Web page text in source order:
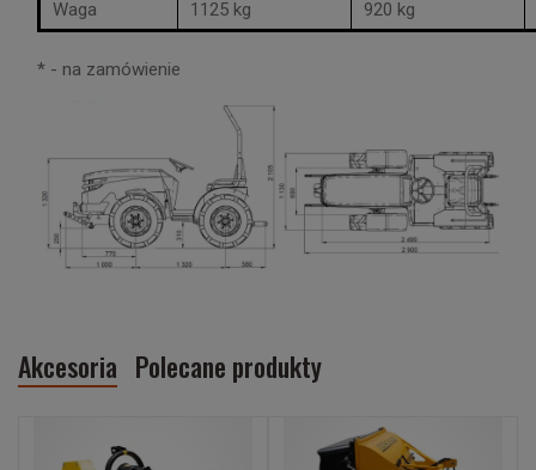
Waga 1125 kg 920 kg
* - na zamówienie
Akcesoria Polecane produkty